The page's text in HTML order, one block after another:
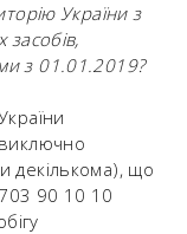
України з
засобiв,
з 01.01.2019?
декількома), що
90 10 10